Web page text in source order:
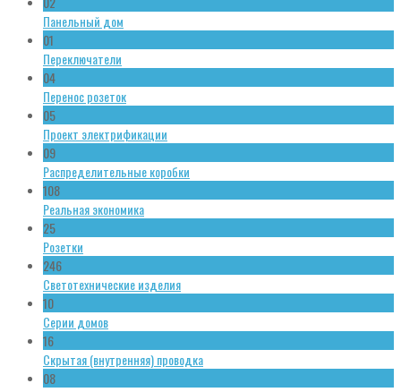
Панельный дом
01
Переключатели
04
Перенос розеток
05
Проект электрификации
09
Распределительные коробки
108
Реальная экономика
25
Розетки
246
Светотехнические изделия
10
Серии домов
16
Скрытая (внутренняя) проводка
08